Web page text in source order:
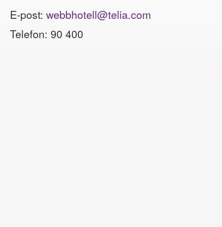
E-post: webbhotell@telia.com
Telefon: 90 400